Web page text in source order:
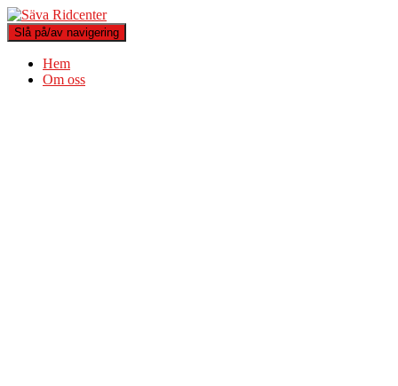
Slå på/av navigering
Hem
Om oss